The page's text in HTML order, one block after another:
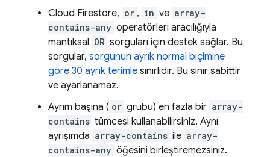
Cloud Firestore, or , in ve array-
contains-any operatörleri aracılığıyla
mantıksal OR sorguları için destek sağlar. Bu
sorgular, sorgunun ayrık normal biçimine
göre 30 ayrık terimle sınırlıdır. Bu sınır sabittir
ve ayarlanamaz.
Ayrım başına ( or grubu) en fazla bir array-
contains tümcesi kullanabilirsiniz. Aynı
ayrışımda array-contains ile array-
contains-any öğesini birleştiremezsiniz.